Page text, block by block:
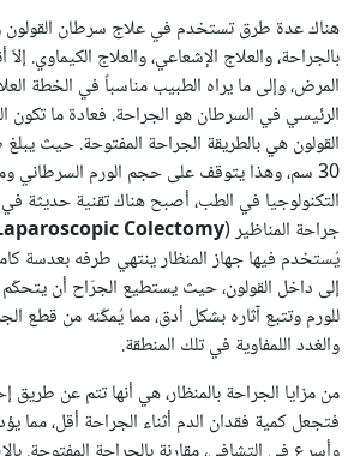
هناك عدة طرق تستخدم في علاج سرطان القولون
بالجراحة، والعلاج الإشعاعي، والعلاج الكيماوي.
المرض، وإلى ما يراه الطبيب مناسباً في الخطة
الرئيسي في السرطان هو الجراحة. فعادة ما
30 سم، وهذا يتوقف على حجم الورم السرطاني
التكنولوجيا في الطب، أصبح هناك تقنية حديثة
جراحة المناظير (Colectomy
يُستخدم فيها جهاز المنظار ينتهي طرفه بعدسة
إلى داخل القولون، حيث يستطيع الجرّاح أن
للورم وتتبع آثاره بشكل أدق، مما يُمكّنه من قطع
والغدد اللمفاوية في تلك المنطقة.
من مزايا الجراحة بالمنظار، هي أنها تتم عن
فتجعل كمية فقدان الدم أثناء الجراحة أقل، مما